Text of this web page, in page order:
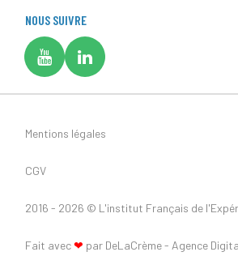
NOUS SUIVRE
Fait avec❤ par DeLaCrème - Agence
Mentions légales
CGV
2016 - 2026 © L'institut Français de